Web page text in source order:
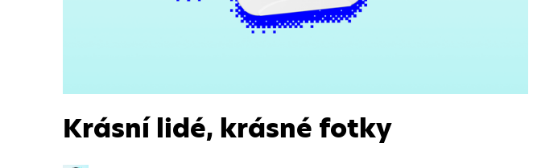
Krásní lidé, krásné fotky